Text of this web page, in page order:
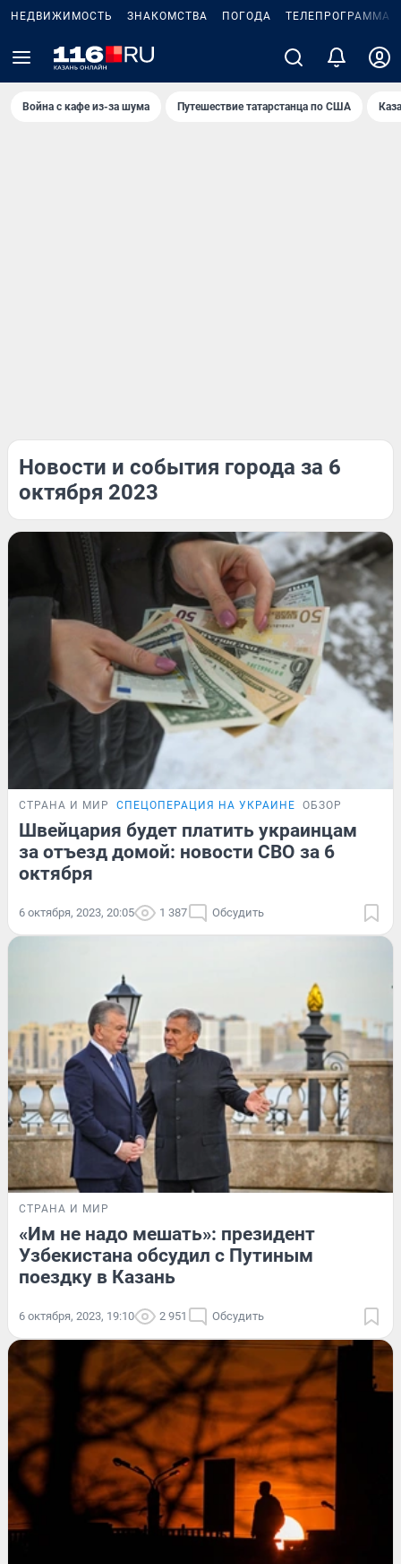
НЕДВИЖИМОСТЬ ЗНАКОМСТВА ПОГОДА ТЕЛЕПРОГРАММА
Война с кафе из-за шума Путешествие татарстанца по США
Новости и события города за 6
октября 2023
СТРАНА И МИР СПЕЦОПЕРАЦИЯ НА УКРАИНЕ ОБЗОР
Швейцария будет платить украинцам
за отъезд домой: новости СВО за 6
октября
6 октября, 2023, 20:05 1 387 Обсудить
СТРАНА И МИР
«Им не надо мешать»: президент
Узбекистана обсудил с Путиным
поездку в Казань
6 октября, 2023, 19:10 2 951 Обсудить